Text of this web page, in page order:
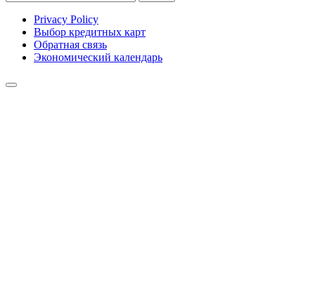
Privacy Policy
Выбор кредитных карт
Обратная связь
Экономический календарь